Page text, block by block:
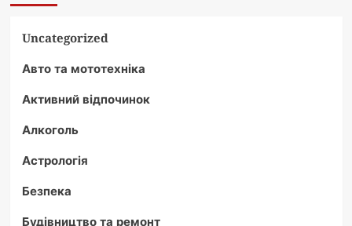
Uncategorized
Авто та мототехніка
Активний відпочинок
Алкоголь
Астрологія
Безпека
Будівництво та ремонт